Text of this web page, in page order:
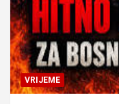
VRIJEME